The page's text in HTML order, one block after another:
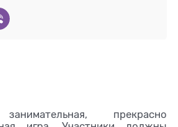
прекрасно